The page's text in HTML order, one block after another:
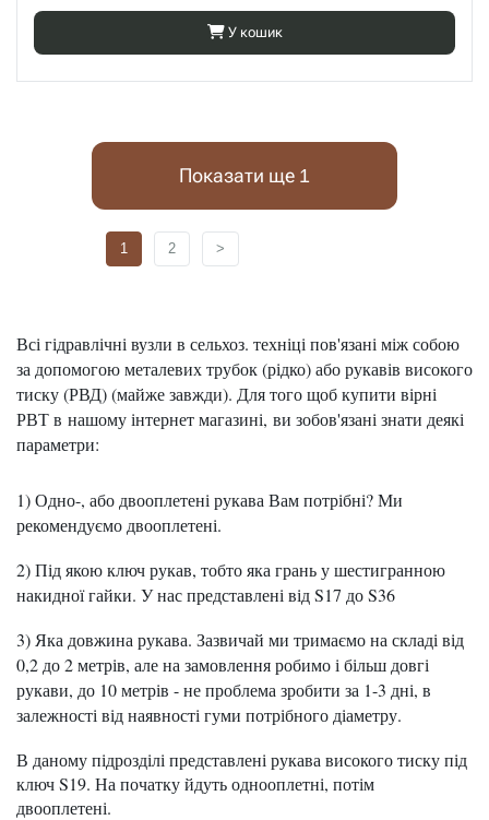
У кошик
Показати ще 1
1 2 >
Всі гідравлічні вузли в сельхоз. техніці пов'язані між собою
за допомогою металевих трубок (рідко) або рукавів високого
тиску (РВД) (майже завжди). Для того щоб купити вірні
РВТ в нашому інтернет магазині, ви зобов'язані знати деякі
параметри:
1) Одно-, або двооплетені рукава Вам потрібні? Ми
рекомендуємо двооплетені.
2) Під якою ключ рукав, тобто яка грань у шестигранною
накидної гайки. У нас представлені від S17 до S36
3) Яка довжина рукава. Зазвичай ми тримаємо на складі від
0,2 до 2 метрів, але на замовлення робимо і більш довгі
рукави, до 10 метрів - не проблема зробити за 1-3 дні, в
залежності від наявності гуми потрібного діаметру.
В даному підрозділі представлені рукава високого тиску під
ключ S19. На початку йдуть однооплетні, потім
двооплетені.